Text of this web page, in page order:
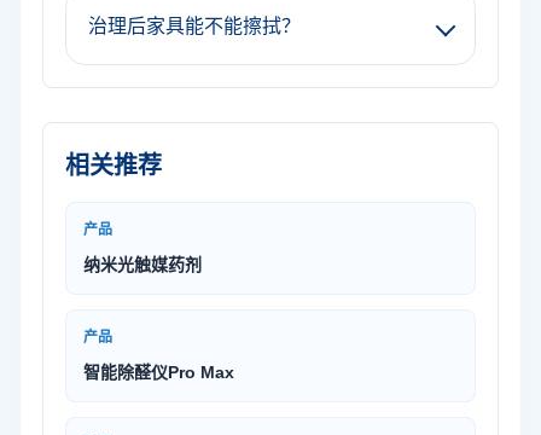
治理后家具能不能擦拭？
相关推荐
产品
纳米光触媒药剂
产品
智能除醛仪Pro Max